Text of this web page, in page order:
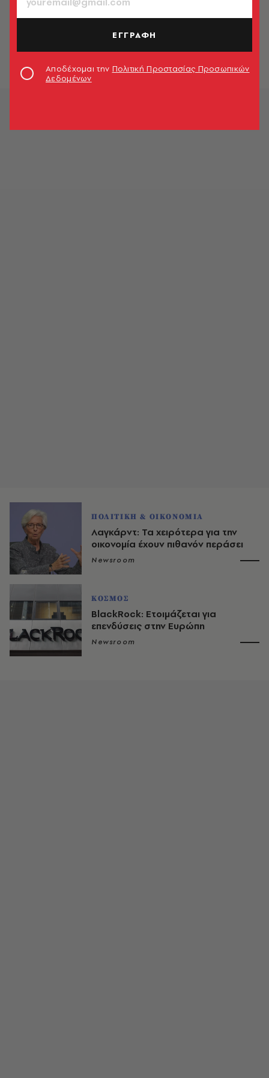
ΠΟΛΙΤΙΚΗ & ΟΙΚΟΝΟΜΙΑ
10ετές ομόλογο: Στο χαμηλότερο
επίπεδο εδώ και 4 μήνες
Newsroom
ΠΟΛΙΤΙΚΗ & ΟΙΚΟΝΟΜΙΑ
Λαγκάρντ: Τα χειρότερα για την
οικονομία έχουν πιθανόν περάσει
Newsroom
ΚΟΣΜΟΣ
BlackRock: Ετοιμάζεται για
επενδύσεις στην Ευρώπη
Newsroom
ΕΓΓΡΑΦΗ
Αποδέχομαι την Πολιτική Προστασίας Προσωπικών
Δεδομένων